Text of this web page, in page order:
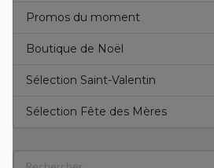
Promos du moment
Boutique de Noël
Sélection Saint-Valentin
Sélection Fête des Mères